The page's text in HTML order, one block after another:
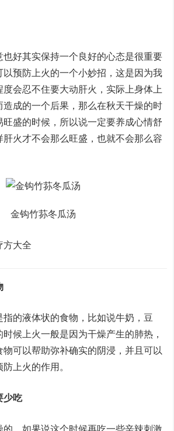
也好其实保持一个良好的心态是很重要
以预防上火的一个小妙招，这是因为我
会忍不住要大动肝火，实际上身体上
造成的一个后果，那么在秋天干燥的时
盛的时候，所以说一定要养成心情舒
火才不会那么旺盛，也就不会那么容
金钩竹荪冬瓜汤
方大全
指的液体状的食物，比如说牛奶，豆
候上火一般是因为干燥产生的肺热，
可以帮助弥补确实的阴浸，并且可以
上火的作用。
少吃
，如果说这个时候再吃一些辛辣刺激